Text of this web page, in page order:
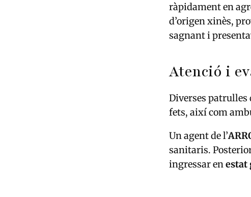
ràpidament en
d’origen xinès,
sagnant i
Atenció i
Diverses patrulles
fets, així com
Un agent de l’
sanitaris.
ingressar enestat